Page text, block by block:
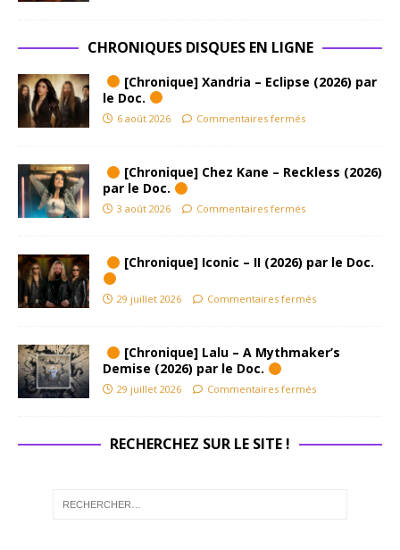
CHRONIQUES DISQUES EN LIGNE
[Chronique] Xandria – Eclipse (2026) par
le Doc.
6 août 2026 Commentaires fermés
[Chronique] Chez Kane – Reckless (2026)
par le Doc.
3 août 2026 Commentaires fermés
[Chronique] Iconic – II (2026) par le Doc.
29 juillet 2026 Commentaires fermés
[Chronique] Lalu – A Mythmaker’s
Demise (2026) par le Doc.
29 juillet 2026 Commentaires fermés
RECHERCHEZ SUR LE SITE !